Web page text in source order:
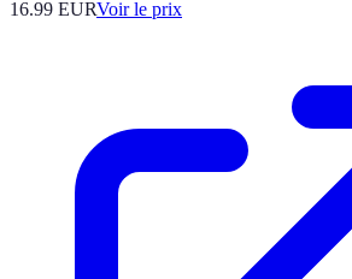
16.99 EURVoir le prix